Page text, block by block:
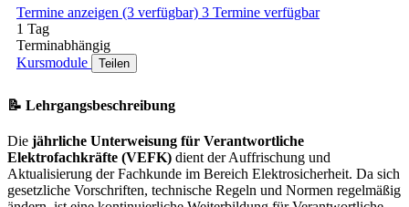
Termine anzeigen (3 verfügbar) 3 Termine verfügbar
1 Tag
Terminabhängig
Kursmodule
Teilen
📝 Lehrgangsbeschreibung
Die jährliche Unterweisung für Verantwortliche
Elektrofachkräfte (VEFK) dient der Auffrischung und
Aktualisierung der Fachkunde im Bereich Elektrosicherheit. Da sich
gesetzliche Vorschriften, technische Regeln und Normen regelmäßig